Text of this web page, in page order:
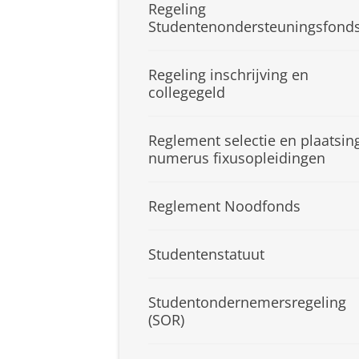
Regeling
Regeling inschrijving en
collegegeld
Reglement selectie en
numerus fixusopleidingen
Reglement Noodfonds
Studentenstatuut
Studentondernemersregeling
(SOR)